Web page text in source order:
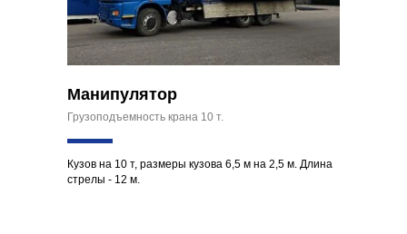
Манипулятор
Грузоподъемность крана 10 т.
Кузов на 10 т, размеры кузова 6,5 м на 2,5 м. Длина
стрелы - 12 м.